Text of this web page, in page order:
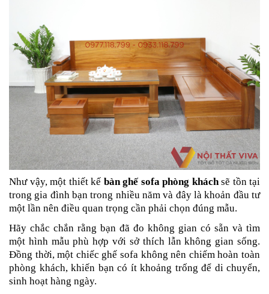
Như vậy, một thiết kế bàn ghế sofa phòng kháchsẽ tồn tại
trong gia đình bạn trong nhiều năm và đây là khoản đầu tư
một lần nên điều quan trọng cần phải chọn đúng mẫu.
Hãy chắc chắn rằng bạn đã đo không gian có sẵn và tìm
một hình mẫu phù hợp với sở thích lẫn không gian sống.
Đồng thời, một chiếc ghế sofa không nên chiếm hoàn toàn
phòng khách, khiến bạn có ít khoảng trống để di chuyển,
sinh hoạt hàng ngày.